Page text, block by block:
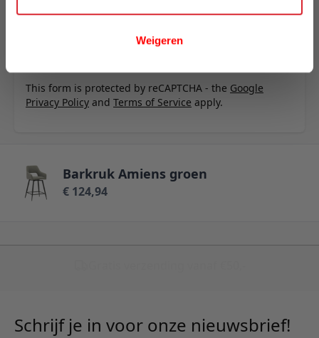
Weigeren
This form is protected by reCAPTCHA - the Google
Privacy Policy and Terms of Service apply.
Barkruk Amiens groen
€ 124,94
Schrijf je in voor onze nieuwsbrief!